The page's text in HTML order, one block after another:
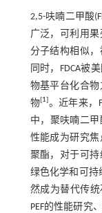
2,5-呋喃二甲酸
广泛，可利用
分子结构相似，
同时，FDCA被
物基平台化合
物[1]。近年来，
中，聚呋喃二甲
性能成为研究
聚酯，对于可
绿色化学和可持
然成为替代传
PEF的性能研究